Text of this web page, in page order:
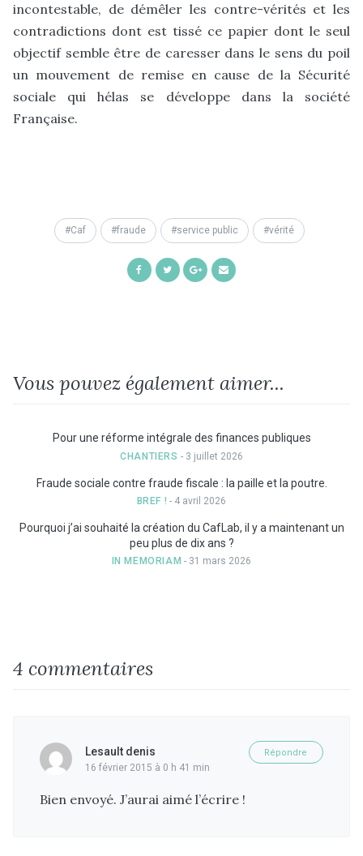
incontestable, de démêler les contre-vérités et les
contradictions dont est tissé ce papier dont le seul
objectif semble être de caresser dans le sens du poil
un mouvement de remise en cause de la Sécurité
sociale qui hélas se développe dans la société
Française.
Caf fraude service public vérité
ShareShareShare
Vous pouvez également aimer...
Pour une réforme intégrale des finances publiques
CHANTIERS - 3 juillet 2026
Fraude sociale contre fraude fiscale : la paille et la poutre.
BREF ! - 4 avril 2026
Pourquoi j’ai souhaité la création du CafLab, il y a maintenant un
peu plus de dix ans ?
IN MEMORIAM - 31 mars 2026
4 commentaires
Lesault denis
16 février 2015 à 0 h 41 min
Bien envoyé. J’aurai aimé l’écrire !
Répondre